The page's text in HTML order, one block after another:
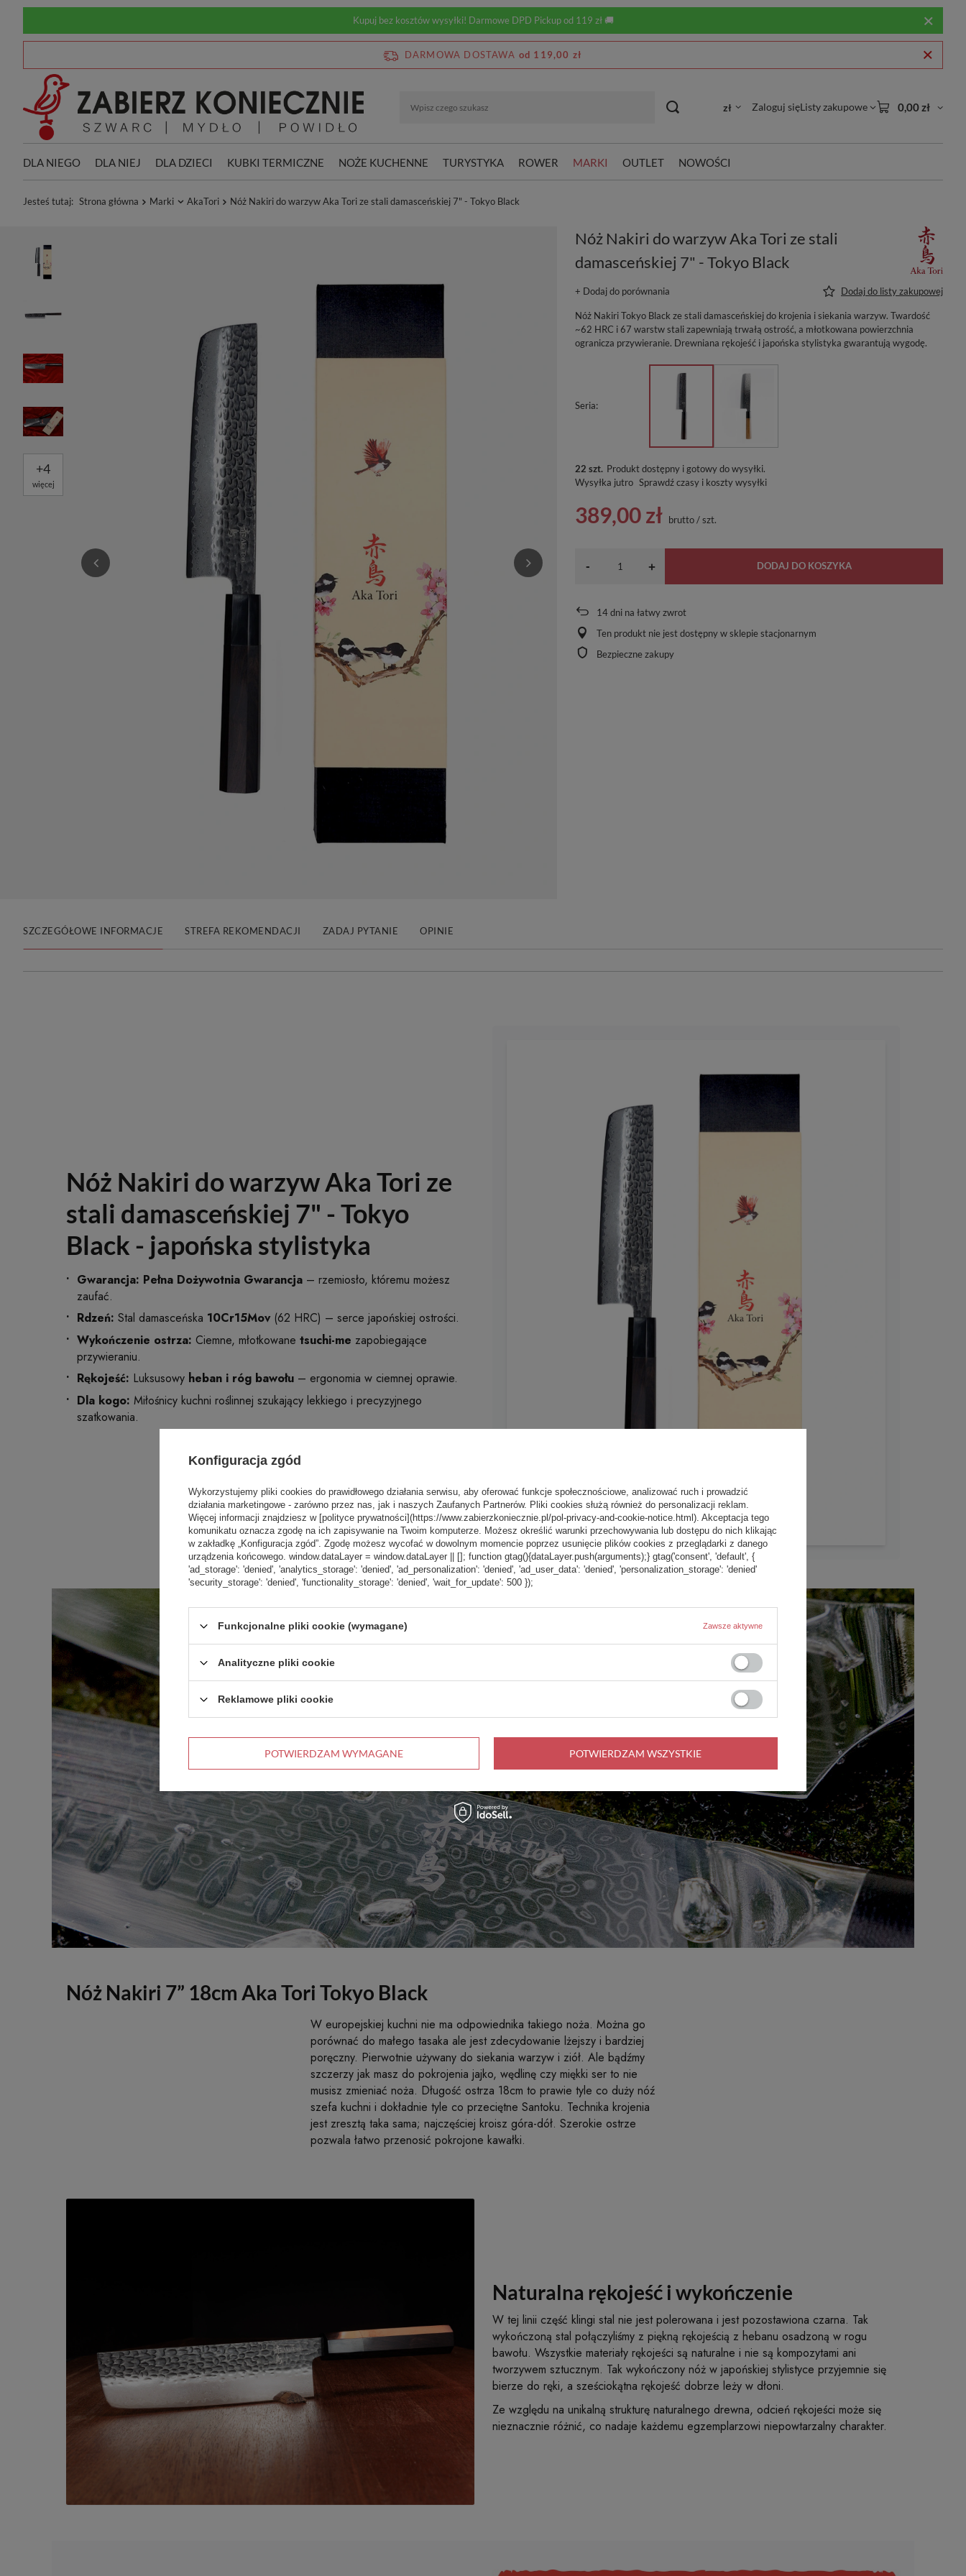
Kupuj bez kosztów wysyłki! Darmowe DPD Pickup od 119 zł 🚚
DARMOWA DOSTAWA od 119,00 zł
zł Zaloguj sięListy zakupowe 0,00 zł
DLA NIEGO DLA NIEJ DLA DZIECI KUBKI TERMICZNE NOŻE KUCHENNE TURYSTYKA ROWER MARKI OUTLET NOWOŚCI
Jesteś tutaj: Strona główna Marki AkaTori Nóż Nakiri do warzyw Aka Tori ze stali damasceńskiej 7" - Tokyo Black
+4
więcej
Nóż Nakiri do warzyw Aka Tori ze stali
damasceńskiej 7" - Tokyo Black
+ Dodaj do porównania Dodaj do listy zakupowej
Nóż Nakiri Tokyo Black ze stali damasceńskiej do krojenia i siekania warzyw. Twardość
~62 HRC i 67 warstw stali zapewniają trwałą ostrość, a młotkowana powierzchnia
ogranicza przywieranie. Drewniana rękojeść i japońska stylistyka gwarantują wygodę.
Seria
22 szt. Produkt dostępny i gotowy do wysyłki
Wysyłka jutro Sprawdź czasy i koszty wysyłki
389,00 zł brutto/szt.
- + DODAJ DO KOSZYKA
14dni na łatwy zwrot
Ten produkt nie jest dostępny w sklepie stacjonarnym
Bezpieczne zakupy
SZCZEGÓŁOWE INFORMACJE STREFA REKOMENDACJI ZADAJ PYTANIE OPINIE
Nóż Nakiri do warzyw Aka Tori ze
stali damasceńskiej 7" - Tokyo
Black - japońska stylistyka
Gwarancja: Pełna Dożywotnia Gwarancja – rzemiosło, któremu możesz
zaufać.
Rdzeń: Stal damasceńska 10Cr15Mov(62 HRC) – serce japońskiej ostrości.
Wykończenie ostrza: Ciemne, młotkowane tsuchi-me zapobiegające
przywieraniu.
Rękojeść: Luksusowy heban i róg bawołu – ergonomia w ciemnej oprawie.
Dla kogo: Miłośnicy kuchni roślinnej szukający lekkiego i precyzyjnego
szatkowania.
Nóż Nakiri 7” 18cm Aka Tori Tokyo Black
W europejskiej kuchni nie ma odpowiednika takiego noża. Można go
porównać do małego tasaka ale jest zdecydowanie lżejszy i bardziej
poręczny. Pierwotnie używany do siekania warzyw i ziół. Ale bądźmy
szczerzy jak masz do pokrojenia jajko, wędlinę czy miękki ser to nie
musisz zmieniać noża. Długość ostrza 18cm to prawie tyle co duży nóź
szefa kuchni i dokładnie tyle co przeciętne Santoku. Technika krojenia
jest zresztą taka sama; najczęściej kroisz góra-dół. Szerokie ostrze
pozwala łatwo przenosić pokrojone kawałki.
Naturalna rękojeść i wykończenie
W tej linii część klingi stal nie jest polerowana i jest pozostawiona czarna. Tak
wykończoną stal połączyliśmy z piękną rękojeścią z hebanu osadzoną w rogu
bawołu. Wszystkie materiały rękojeści są naturalne i nie są kompozytami ani
tworzywem sztucznym. Tak wykończony nóż w japońskiej stylistyce przyjemnie się
bierze do ręki, a sześciokątna rękojeść dobrze leży w dłoni.
Ze względu na unikalną strukturę naturalnego drewna, odcień rękojeści może się
nieznacznie różnić, co nadaje każdemu egzemplarzowi niepowtarzalny charakter.
Konfiguracja zgód
Wykorzystujemy pliki cookies do prawidłowego działania serwisu, aby oferować funkcje społecznościowe, analizować ruch i prowadzić
działania marketingowe - zarówno przez nas, jak i naszych Zaufanych Partnerów. Pliki cookies służą również do personalizacji reklam.
Więcej informacji znajdziesz w [polityce prywatności](https://www.zabierzkoniecznie.pl/pol-privacy-and-cookie-notice.html). Akceptacja tego
komunikatu oznacza zgodę na ich zapisywanie na Twoim komputerze. Możesz określić warunki przechowywania lub dostępu do nich klikając
w zakładkę „Konfiguracja zgód”. Zgodę możesz wycofać w dowolnym momencie poprzez usunięcie plików cookies z przeglądarki z danego
urządzenia końcowego. window.dataLayer = window.dataLayer || []; function gtag(){dataLayer.push(arguments);} gtag('consent', 'default', {
'ad_storage': 'denied', 'analytics_storage': 'denied', 'ad_personalization': 'denied', 'ad_user_data': 'denied', 'personalization_storage': 'denied'
'security_storage': 'denied', 'functionality_storage': 'denied', 'wait_for_update': 500 });
Funkcjonalne pliki cookie (wymagane) Zawsze aktywne
Analityczne pliki cookie
Reklamowe pliki cookie
POTWIERDZAM WYMAGANE POTWIERDZAM WSZYSTKIE